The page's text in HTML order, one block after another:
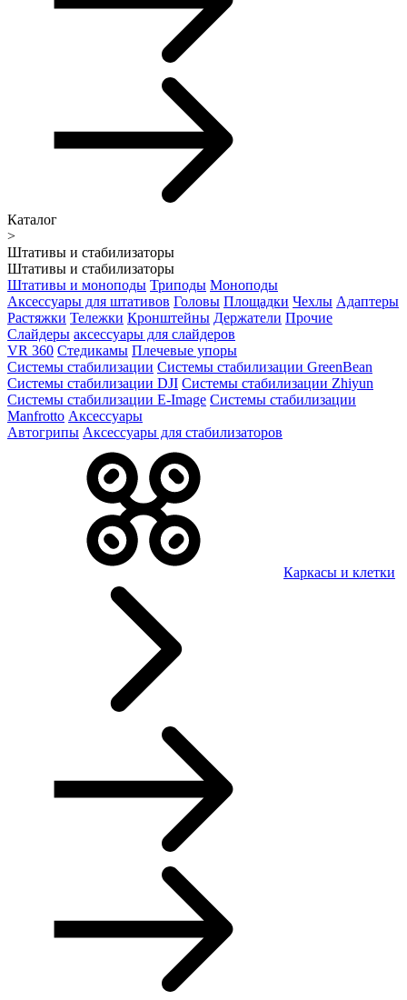
Каталог
>
Штативы и стабилизаторы
Штативы и стабилизаторы
Штативы и моноподы Триподы Моноподы
Аксессуары для штативов Головы Площадки Чехлы Адаптеры
Растяжки Тележки Кронштейны Держатели Прочие
Слайдеры аксессуары для слайдеров
VR 360 Стедикамы Плечевые упоры
Системы стабилизации Системы стабилизации GreenBean
Системы стабилизации DJI Системы стабилизации Zhiyun
Системы стабилизации E-Image Системы стабилизации
Manfrotto Аксессуары
Автогрипы Аксессуары для стабилизаторов
Каркасы и клетки